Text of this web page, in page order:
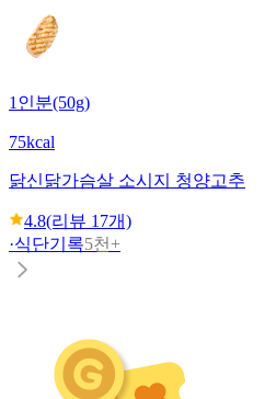
1인분(50g)
75kcal
닭신닭가슴살 소시지 청양고추
4.8(리뷰 17개)
·식단기록5천+